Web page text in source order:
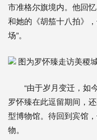
市准格尔旗境内。他回
和她的《胡笳十八拍》
场”。
图为罗怀臻走访美稷
“由于岁月变迁，如今
罗怀臻在此逗留期间，
型博物馆。待回到宾馆
物。